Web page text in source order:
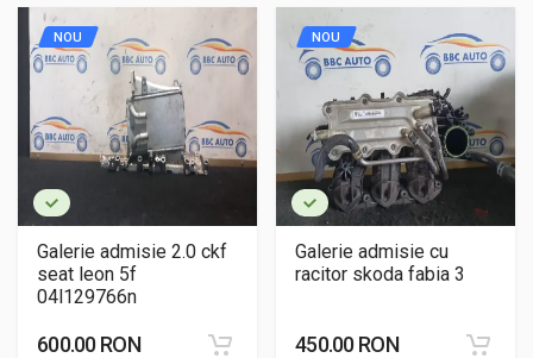
NOU
Galerie admisie 2.0 ckf
seat leon 5f
04l129766n
600.00 RON
NOU
Galerie admisie cu
racitor skoda fabia 3
450.00 RON